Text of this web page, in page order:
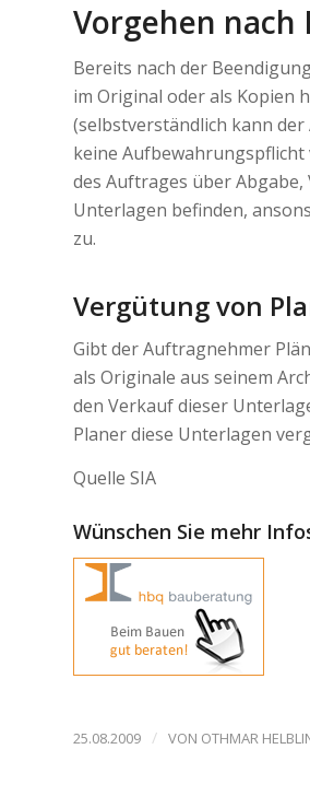
Vorgehen nach
Bereits nach der
im Original oder als Kopien
(selbstverständlich kann
keine
des Auftrages über
Unterlagen befinden,
zu.
Vergütung von
Gibt der Auftragnehmer
als Originale aus seinem
den Verkauf dieser
Planer diese Unterlagen
Quelle SIA
Wünschen Sie mehr
25.08.2009 / VON OTHMAR